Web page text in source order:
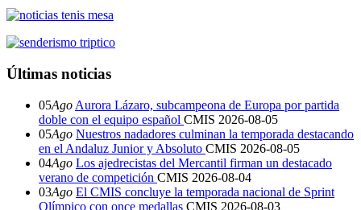
Últimas noticias
05Ago Aurora Lázaro, subcampeona de Europa por partida
doble con el equipo español CMIS 2026-08-05
05Ago Nuestros nadadores culminan la temporada destacando
en el Andaluz Junior y Absoluto CMIS 2026-08-05
04Ago Los ajedrecistas del Mercantil firman un destacado
verano de competición CMIS 2026-08-04
03Ago El CMIS concluye la temporada nacional de Sprint
Olímpico con once medallas CMIS 2026-08-03